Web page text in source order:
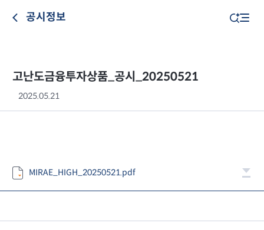
공시정보
고난도금융투자상품_공시_20250521
2025.05.21
MIRAE_HIGH_20250521.pdf